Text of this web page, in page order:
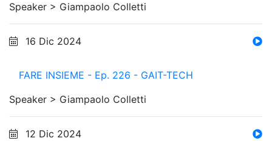
Speaker > Giampaolo Colletti
16 Dic 2024
FARE INSIEME - Ep. 226 - GAIT-TECH
Speaker > Giampaolo Colletti
12 Dic 2024